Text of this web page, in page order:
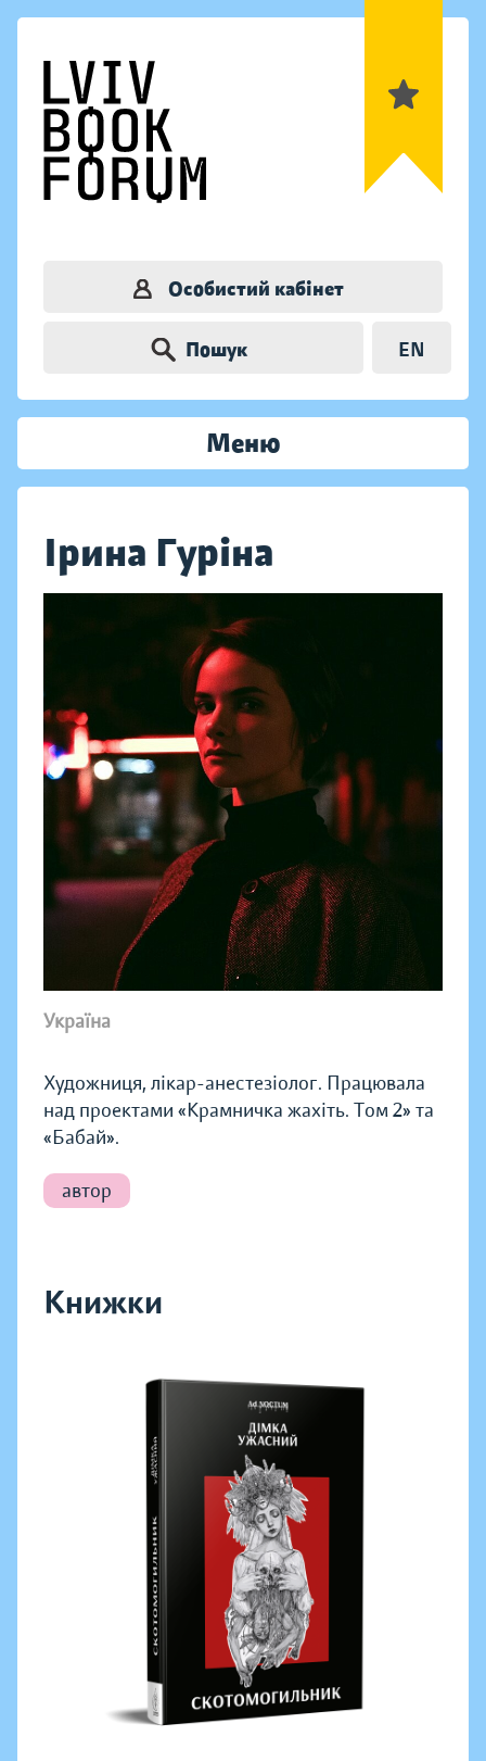
Особистий кабінет
Пошук EN
Меню
Ірина Гуріна
Україна
Художниця, лікар-анестезіолог. Працювала
над проектами «Крамничка жахіть. Том 2» та
«Бабай».
автор
Книжки